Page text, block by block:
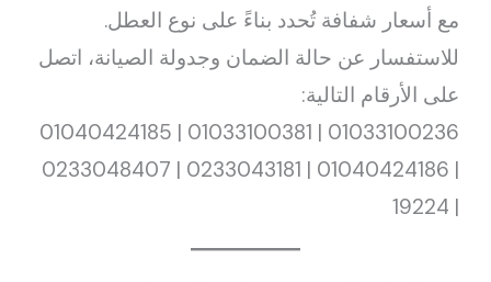
مع أسعار شفافة تُحدد بناءً على نوع العطل.
للاستفسار عن حالة الضمان وجدولة الصيانة، اتصل
على الأرقام التالية:
01033100236 | 01033100381 | 01040424185
| 01040424186 | 0233043181 | 0233048407
| 19224